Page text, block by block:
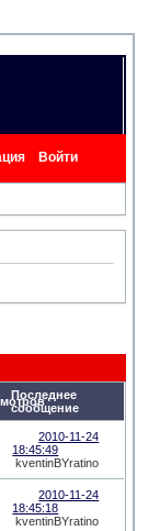
Войти
Последнее
сообщение
2010-11-24
18:45:49
kventinBYratino
2010-11-24
18:45:18
kventinBYratino